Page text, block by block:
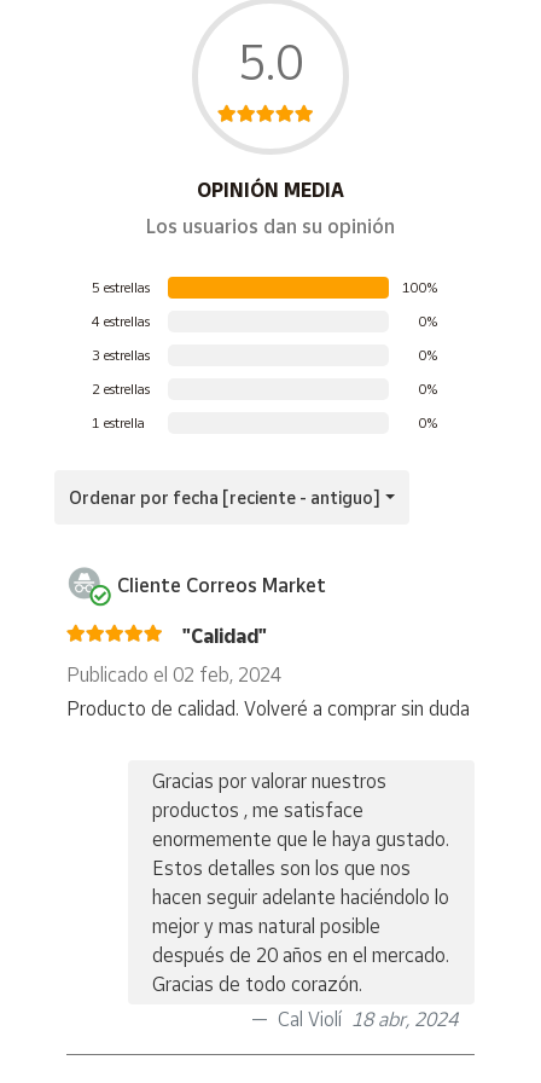
market@correos.com
y nos pondremos en
contacto con el vendedor para comunicárselo
5.0
OPINIÓN MEDIA
Los usuarios dan su opinión
5 estrellas
100%
4 estrellas
0%
3 estrellas
0%
2 estrellas
0%
1 estrella
0%
Ordenar por fecha [reciente - antiguo]
Cliente Correos Market
"Calidad"
Publicado el 02 feb, 2024
Producto de calidad. Volveré a comprar sin duda
Gracias por valorar nuestros
productos , me satisface
enormemente que le haya gustado.
Estos detalles son los que nos
hacen seguir adelante haciéndolo lo
mejor y mas natural posible
después de 20 años en el mercado.
Gracias de todo corazón.
Cal Violí 18 abr, 2024